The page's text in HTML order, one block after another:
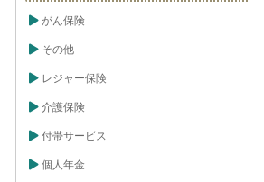
がん保険
その他
レジャー保険
介護保険
付帯サービス
個人年金